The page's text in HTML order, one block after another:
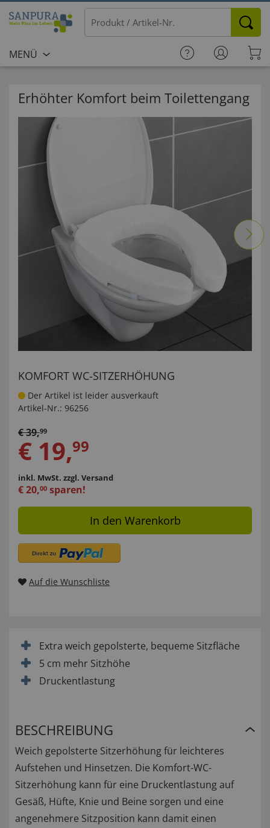
MENÜ
Erhöhter Komfort beim Toilettengang
KOMFORT WC-SITZERHÖHUNG
Der Artikel ist leider ausverkauft
Artikel-Nr.: 96256
€39,99
€ 19,99
inkl. MwSt. zzgl. Versand
€20,00 sparen!
In den Warenkorb
Auf die Wunschliste
Extra weich gepolsterte, bequeme Sitzfläche
5 cm mehr Sitzhöhe
Druckentlastung
BESCHREIBUNG
Weich gepolsterte Sitzerhöhung für leichteres
Aufstehen und Hinsetzen. Die Komfort-WC-
Sitzerhöhung kann für eine Druckentlastung auf
Gesäß, Hüfte, Knie und Beine sorgen und eine
angenehmere Sitzposition kann damit einen